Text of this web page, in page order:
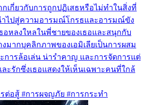
กเกี่ยวกับการถูกปฏิเสธหรือไม่ทำในสิ่งที่
ำไปสู่ความอารมณ์โกรธและอารมณ์ขัง
อหลงใหลในพี่ชายของเธอและสนุกกับ
งมากบุคลิกภาพของเอมิเลียเป็นการผสม
การล้อเล่น น่ารำคาญ และการจัดการแต่
ะรักซึ่งเธอแสดงให้เห็นเฉพาะคนที่ใกล้
ต่อสู้ #การผจญภัย #การกระทำ